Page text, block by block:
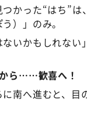
かった“はち”は
）」のみ。
いかもしれない
ら……歓喜へ！
南へ進むと、目